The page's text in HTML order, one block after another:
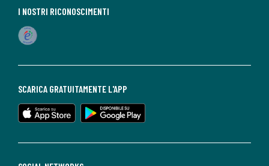
SCARICA GRATUITAMENTE L'APP
I NOSTRI RICONOSCIMENTI